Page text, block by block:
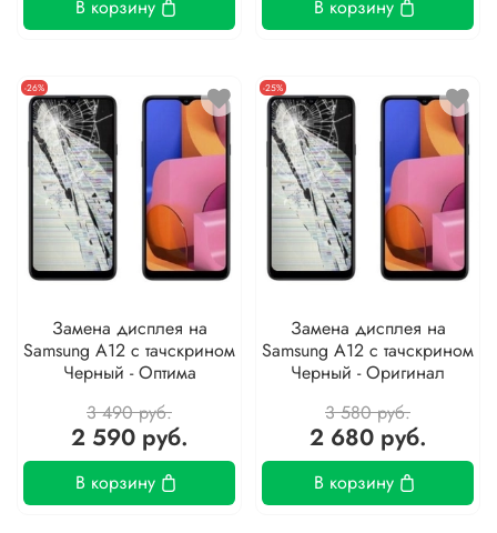
В корзину В корзину
-26%
Замена дисплея на
Samsung A12 с тачскрином
Черный - Оптима
3 490 руб.
2 590 руб.
В корзину
-25%
Замена дисплея на
Samsung A12 с тачскрином
Черный - Оригинал
3 580 руб.
2 680 руб.
В корзину